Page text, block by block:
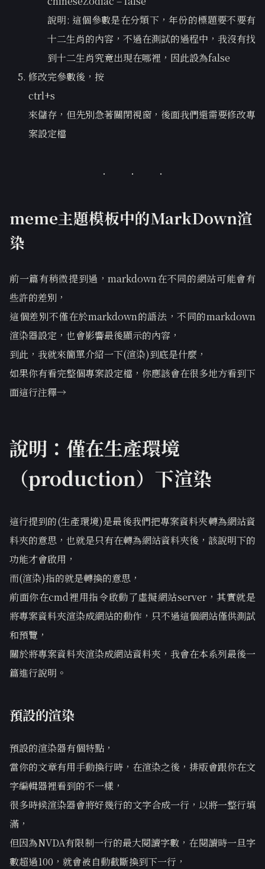
說明: 這個參數是在分類下，年份的標題要不要有
十二生肖的內容，不過在測試的過程中，我沒有找
到十二生肖究竟出現在哪裡，因此設為false
修改完參數後，按
ctrl+s
來儲存，但先別急著關閉視窗，後面我們還需要修改專
案設定檔
meme主題模板中的MarkDown渲
染
前一篇有稍微提到過，markdown在不同的網站可能會有
些許的差別，
這個差別不僅在於markdown的語法，不同的markdown
渲染器設定，也會影響最後顯示的內容，
到此，我就來簡單介紹一下(渲染)到底是什麼，
如果你有看完整個專案設定檔，你應該會在很多地方看到下
面這行注釋→
說明：僅在生產環境
（production）下渲染
這行提到的(生產環境)是最後我們把專案資料夾轉為網站資
料夾的意思，也就是只有在轉為網站資料夾後，該說明下的
功能才會啟用，
而(渲染)指的就是轉換的意思，
前面你在cmd裡用指令啟動了虛擬網站server，其實就是
將專案資料夾渲染成網站的動作，只不過這個網站僅供測試
和預覽，
關於將專案資料夾渲染成網站資料夾，我會在本系列最後一
篇進行說明。
預設的渲染
預設的渲染器有個特點，
當你的文章有用手動換行時，在渲染之後，排版會跟你在文
字編輯器裡看到的不一樣，
很多時候渲染器會將好幾行的文字合成一行，以將一整行填
滿，
但因為NVDA有限制一行的最大閱讀字數，在閱讀時一旦字
數超過100，就會被自動截斷換到下一行，